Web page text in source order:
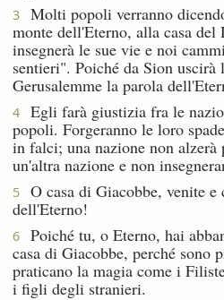
3
Molti popoli verranno
monte dell'Eterno, alla casa
insegnerà le sue vie e noi
sentieri". Poiché da Sion uscirà
Gerusalemme la parola
4
Egli farà giustizia fra le
popoli. Forgeranno le loro
in falci; una nazione non alzerà
un'altra nazione e non
5
O casa di Giacobbe, venite
dell'Eterno!
6
Poiché tu, o Eterno, hai
casa di Giacobbe, perché sono
praticano la magia come i
i figli degli stranieri.